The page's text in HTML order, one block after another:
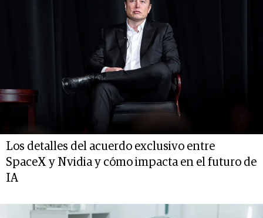
Los detalles del acuerdo exclusivo entre
SpaceX y Nvidia y cómo impacta en el futuro de
IA